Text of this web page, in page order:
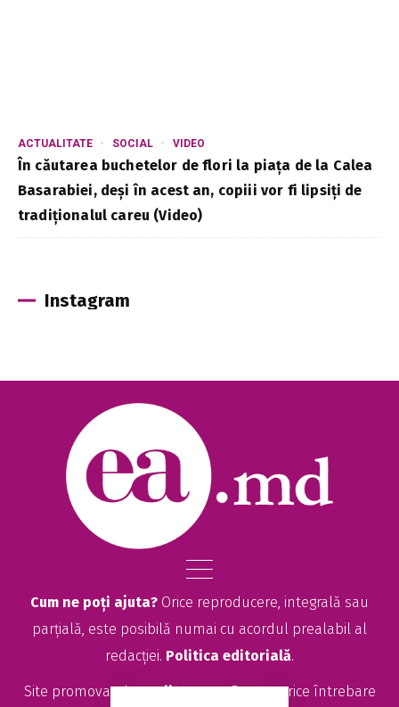
ACTUALITATE SOCIAL VIDEO
În căutarea buchetelor de flori la piața de la Calea
Basarabiei, deși în acest an, copiii vor fi lipsiți de
tradiționalul careu (Video)
Instagram
Cum ne poți ajuta? Orice reproducere, integrală sau
parțială, este posibilă numai cu acordul prealabil al
redacției. Politica editorială.
Site promovat deseolitte.com. Pentru orice întrebare